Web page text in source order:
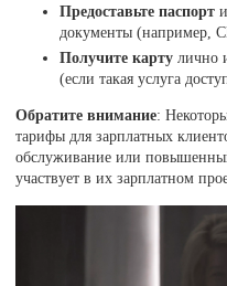
Предоставьте паспорт
документы (например,
Получите карту лично
(если такая услуга
Обратите внимание:
тарифы для зарплатных
обслуживание или
участвует в их зарплатном